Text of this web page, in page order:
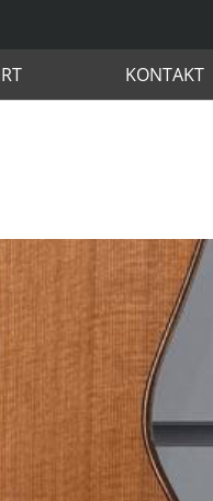
KONTAKT